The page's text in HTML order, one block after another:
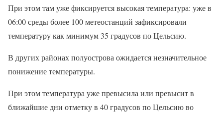
При этом там уже фиксируется высокая температура: уже в
06:00 среды более 100 метеостанций зафиксировали
температуру как минимум 35 градусов по Цельсию.
В других районах полуострова ожидается незначительное
понижение температуры.
При этом температура уже превысила или превысит в
ближайшие дни отметку в 40 градусов по Цельсию во